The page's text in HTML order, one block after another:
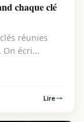
chaque clé
réunies
écri...
Lire